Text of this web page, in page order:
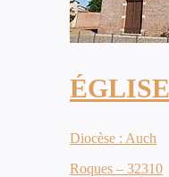
Diocèse : Auch
Roques – 32310